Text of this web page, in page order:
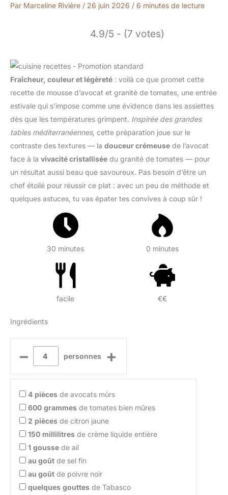
Par Marceline Rivière / 26 juin 2026 / 6 minutes de lecture
4.9/5 - (7 votes)
Fraîcheur, couleur et légèreté : voilà ce que promet cette
recette de mousse d’avocat et granité de tomates, une entrée
estivale qui s’impose comme une évidence dans les assiettes
dès que les températures grimpent. Inspirée des grandes
tables méditerranéennes, cette préparation joue sur le
contraste des textures — la douceur crémeuse de l’avocat
face à la vivacité cristallisée du granité de tomates — pour
un résultat aussi beau que savoureux. Pas besoin d’être un
chef étoilé pour réussir ce plat : avec un peu de méthode et
quelques astuces, tu vas épater tes convives à coup sûr !
30 minutes 0 minutes
facile €€
Ingrédients
– personnes +
4 pièces de avocats mûrs
600 grammes de tomates bien mûres
2 pièces de citron jaune
150 millilitres de crème liquide entière
1 gousse de ail
au goût de sel fin
au goût de poivre noir
quelques gouttes de Tabasco